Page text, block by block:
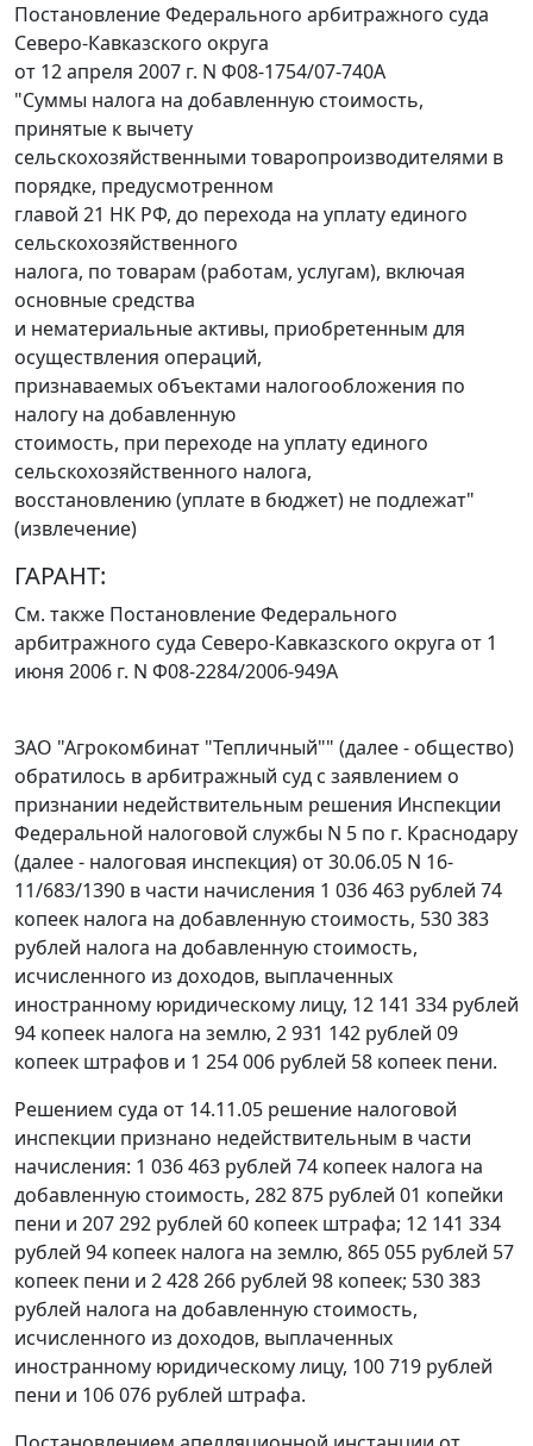
Постановление Федерального арбитражного суда
Северо-Кавказского округа
от 12 апреля 2007 г. N Ф08-1754/07-740А
"Суммы налога на добавленную стоимость,
принятые к вычету
сельскохозяйственными товаропроизводителями в
порядке, предусмотренном
главой 21 НК РФ, до перехода на уплату единого
сельскохозяйственного
налога, по товарам (работам, услугам), включая
основные средства
и нематериальные активы, приобретенным для
осуществления операций,
признаваемых объектами налогообложения по
налогу на добавленную
стоимость, при переходе на уплату единого
сельскохозяйственного налога,
восстановлению (уплате в бюджет) не подлежат"
(извлечение)
ГАРАНТ:
См. также ПостановлениеФедерального
арбитражного суда Северо-Кавказского округа от 1
июня 2006 г. N Ф08-2284/2006-949А
ЗАО "Агрокомбинат "Тепличный"" (далее - общество)
обратилось в арбитражный суд с заявлением о
признании недействительным решения Инспекции
Федеральной налоговой службы N 5 по г. Краснодару
(далее - налоговая инспекция) от 30.06.05 N 16-
11/683/1390 в части начисления 1 036 463 рублей 74
копеек налога на добавленную стоимость, 530 383
рублей налога на добавленную стоимость,
исчисленного из доходов, выплаченных
иностранному юридическому лицу, 12 141 334 рублей
94 копеек налога на землю, 2 931 142 рублей 09
копеек штрафов и 1 254 006 рублей 58 копеек пени.
Решением суда от 14.11.05 решение налоговой
инспекции признано недействительным в части
начисления: 1 036 463 рублей 74 копеек налога на
добавленную стоимость, 282 875 рублей 01 копейки
пени и 207 292 рублей 60 копеек штрафа; 12 141 334
рублей 94 копеек налога на землю, 865 055 рублей 57
копеек пени и 2 428 266 рублей 98 копеек; 530 383
рублей налога на добавленную стоимость,
исчисленного из доходов, выплаченных
иностранному юридическому лицу, 100 719 рублей
пени и 106 076 рублей штрафа.